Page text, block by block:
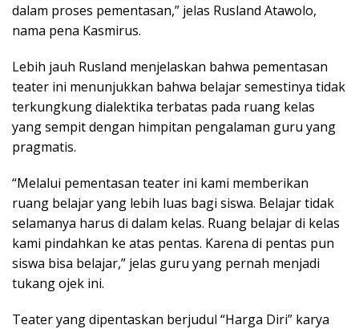
dalam proses pementasan,” jelas Rusland Atawolo,
nama pena Kasmirus.
Lebih jauh Rusland menjelaskan bahwa pementasan
teater ini menunjukkan bahwa belajar semestinya tidak
terkungkung dialektika terbatas pada ruang kelas
yang sempit dengan himpitan pengalaman guru yang
pragmatis.
“Melalui pementasan teater ini kami memberikan
ruang belajar yang lebih luas bagi siswa. Belajar tidak
selamanya harus di dalam kelas. Ruang belajar di kelas
kami pindahkan ke atas pentas. Karena di pentas pun
siswa bisa belajar,” jelas guru yang pernah menjadi
tukang ojek ini.
Teater yang dipentaskan berjudul “Harga Diri” karya